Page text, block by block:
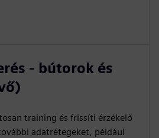
- bútorok és
training és frissíti érzékelő
adatrétegeket, például